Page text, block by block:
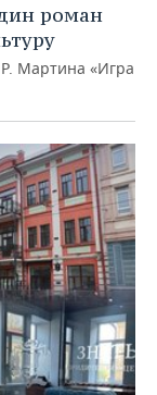
роман
Мартина «Игра